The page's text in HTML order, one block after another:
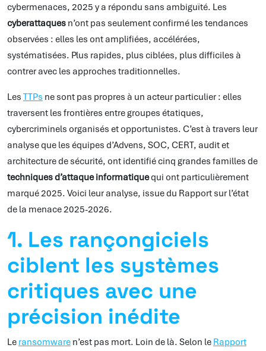
cybermenaces, 2025 y a répondu sans ambiguïté. Les
cyberattaques n’ont pas seulement confirmé les tendances
observées : elles les ont amplifiées, accélérées,
systématisées. Plus rapides, plus ciblées, plus difficiles à
contrer avec les approches traditionnelles.
Les TTPs ne sont pas propres à un acteur particulier : elles
traversent les frontières entre groupes étatiques,
cybercriminels organisés et opportunistes. C’est à travers leur
analyse que les équipes d’Advens, SOC, CERT, audit et
architecture de sécurité, ont identifié cinq grandes familles de
techniques d’attaque informatiquequi ont particulièrement
marqué 2025. Voici leur analyse, issue du Rapport sur l’état
de la menace 2025-2026.
1. Les rançongiciels
ciblent les systèmes
critiques avec une
précision inédite
Le ransomware n’est pas mort. Loin de là. Selon le Rapport